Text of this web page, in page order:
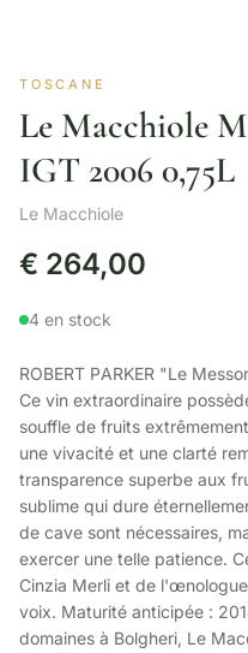
TOSCANE
Le Macchiole
IGT 2006 0,75L
Le Macchiole
€ 264,00
4 en stock
ROBERT PARKER "Le
Ce vin extraordinaire
souffle de fruits
une vivacité et une clarté
transparence superbe aux
sublime qui dure
de cave sont nécessaires,
exercer une telle patience.
Cinzia Merli et de
voix. Maturité anticipée :
domaines à Bolgheri, Le